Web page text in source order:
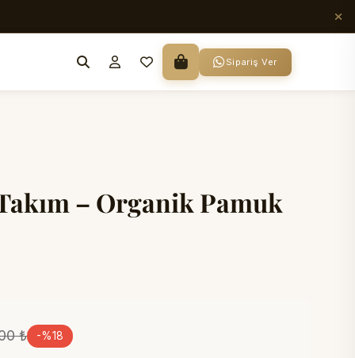
Sipariş Ver
– Organik Pamuk
₺ -%18